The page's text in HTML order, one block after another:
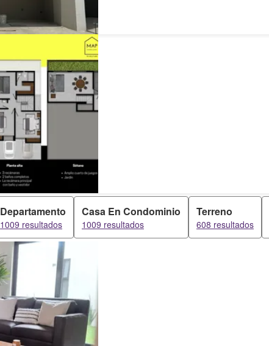
Departamento
1009 resultados
Casa En Condominio
1009 resultados
Terreno
608 resultados